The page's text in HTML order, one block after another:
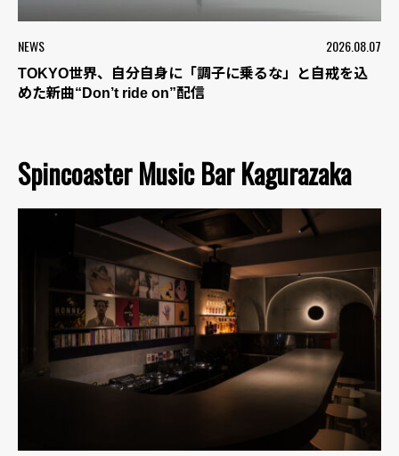
NEWS 2026.08.07
TOKYO世界、自分自身に「調子に乗るな」と自戒を込
めた新曲“Don’t ride on”配信
Spincoaster Music Bar Kagurazaka